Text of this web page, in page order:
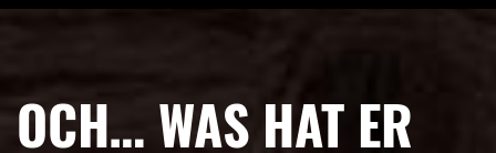
OCH… WAS HAT ER